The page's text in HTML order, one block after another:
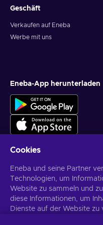
Geschäft
Verkaufen auf Eneba
Werbe mit uns
Eneba-App herunterladen
Du kannst dich jederzeit
Cookies
Eneba und seine Partner
Technologien, um
Website zu sammeln und
diese Informationen, um
Dienste auf der Website zu